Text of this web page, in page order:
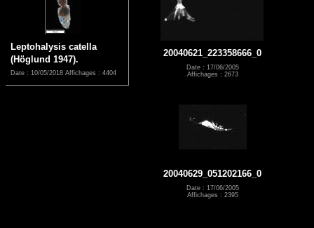
Leptohalysis catella
(Höglund 1947).
Date : 10/05/2018 Affichages : 4404
20040621_223358666_0
Date : 17/06/2005
Affichages : 2673
20040629_051202166_0
Date : 17/06/2005
Affichages : 2395